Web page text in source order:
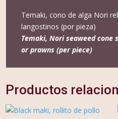
Temaki, cono de alga Nori
langostinos (por pieza)
Temaki, Nori seaweed
or prawns (per piece)
Productos